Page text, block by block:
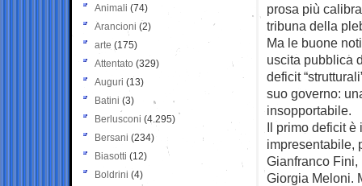
prosa più
tribuna della
Ma le buone
uscita pubblica
deficit
suo governo:
insopportabile.
Il primo deficit è
impresentabile,
Gianfranco Fini,
Giorgia Meloni.
Animali (74)
Arancioni (2)
arte (175)
Attentato (329)
Auguri (13)
Batini (3)
Berlusconi (4.295)
Bersani (234)
Biasotti (12)
Boldrini (4)